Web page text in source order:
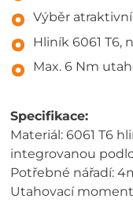
Výběr
Hliník 6061 T6,
Max. 6 Nm
Specifikace:
Materiál: 6061 T6
integrovanou
Potřebné nářadí:
Utahovací